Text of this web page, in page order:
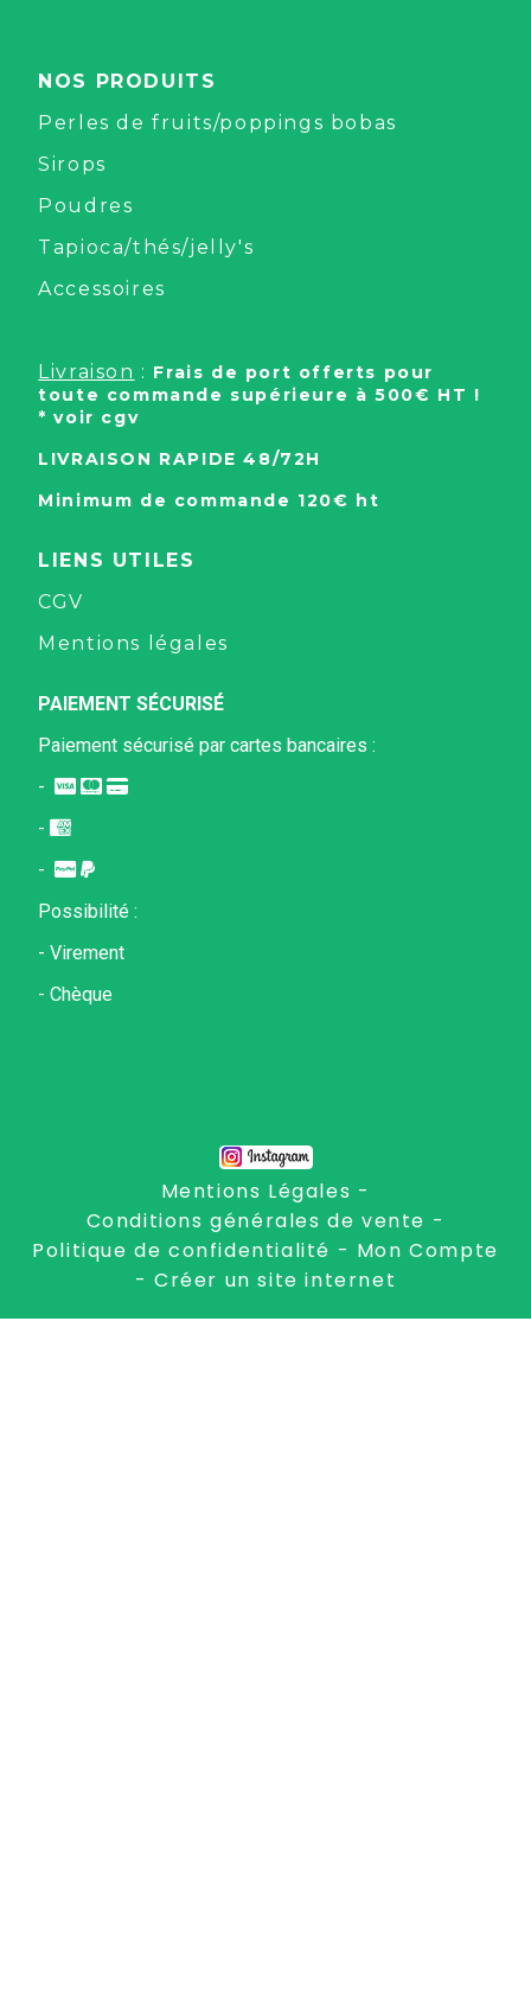
NOS PRODUITS
Perles de fruits/poppings bobas
Sirops
Poudres
Tapioca/thés/jelly's
Accessoires
Livraison : Frais de port offerts pour
toute commande supérieure à 500€ HT !
* voir cgv
LIVRAISON RAPIDE 48/72H
Minimum de commande 120€ ht
LIENS UTILES
CGV
Mentions légales
PAIEMENT SÉCURISÉ
Paiement sécurisé parcartes bancaires :
-  
- 
- 
Possibilité :
- Virement
- Chèque
Mentions Légales
Conditions générales de vente
Politique de confidentialité
Mon Compte
Créer un site internet